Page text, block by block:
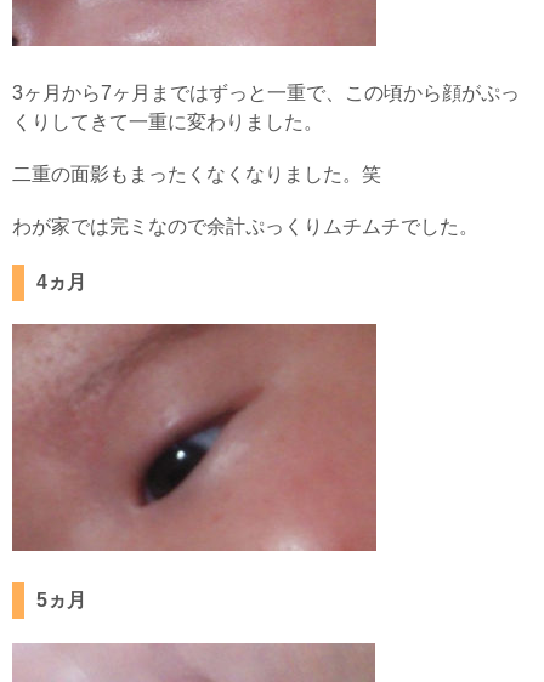
3ヶ月から7ヶ月まではずっと一重で、この頃から顔がぷっ
くりしてきて一重に変わりました。
二重の面影もまったくなくなりました。笑
わが家では完ミなので余計ぷっくりムチムチでした。
4ヵ月
5ヵ月